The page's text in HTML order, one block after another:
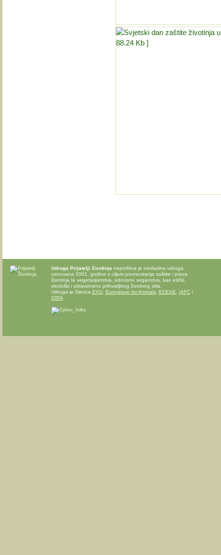
Udruga Prijatelji životinja neprofitna je nevladina udruga,
osnovana 2001. godine s ciljem promoviranja zaštite i prava
životinja te vegetarijanstva, odnosno veganstva, kao etički,
ekološki i zdravstveno prihvatljivog životnog stila.
Udruga je članica EVU, Eurogroup for Animals, ECEAE IAFCi
OIPA